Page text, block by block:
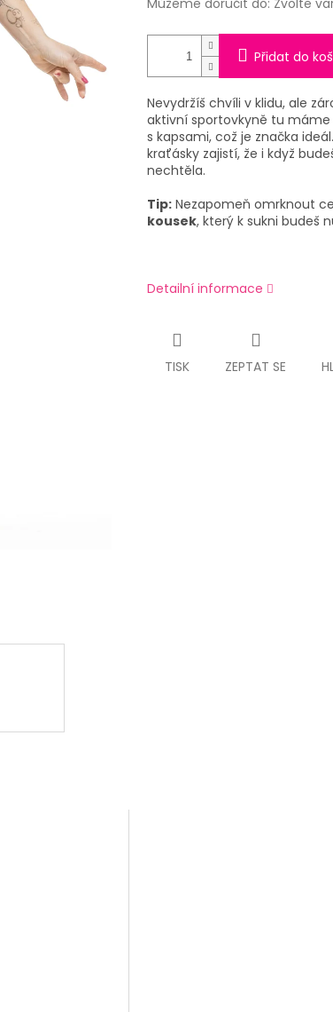
Můžeme doručit do: Zvolte
Přidat do
Nevydržíš chvíli v klidu, ale
aktivní sportovkyně tu
s kapsami, což je značka
kraťásky zajistí, že i když
nechtěla.
Tip: Nezapomeň omrknout
kousek, který k sukni budeš
Detailní informace
TISK ZEPTAT SE